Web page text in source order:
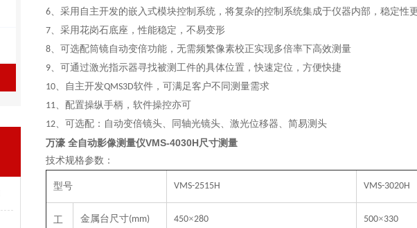
6、 采用自主开发的嵌入式模块控制系统，将复杂的控制系统集成于仪器内部，稳定性
7、 采用花岗石底座，性能稳定，不易变形
8、 可选配筒镜自动变倍功能，无需频繁像素校正实现多倍率下高效测量
9、 可通过激光指示器寻找被测工件的具体位置，快速定位，方便快捷
10、 自主开发QMS3D软件，可满足客户不同测量需求
11、 配置操纵手柄，软件操控亦可
12、 可选配：自动变倍镜头、同轴光镜头、激光位移器、简易测头
万濠 全自动影像测量仪VMS-4030H尺寸测量
技术规格参数：
型号 VMS-2515H VMS-3020H
工 金属台尺寸(mm) 450×280 500×330